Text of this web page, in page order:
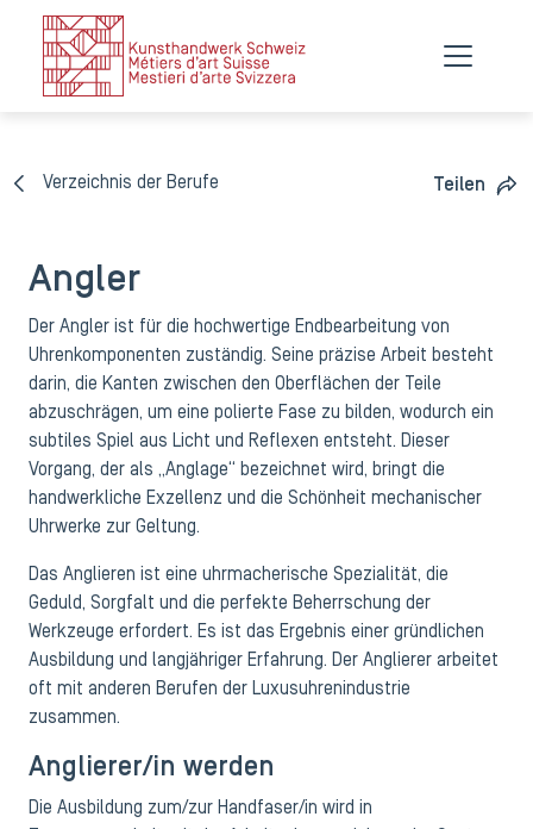
Verzeichnis der Berufe Teilen
Angler
Der Angler ist für die hochwertige Endbearbeitung von
Uhrenkomponenten zuständig. Seine präzise Arbeit besteht
darin, die Kanten zwischen den Oberflächen der Teile
abzuschrägen, um eine polierte Fase zu bilden, wodurch ein
subtiles Spiel aus Licht und Reflexen entsteht. Dieser
Vorgang, der als „Anglage“ bezeichnet wird, bringt die
handwerkliche Exzellenz und die Schönheit mechanischer
Uhrwerke zur Geltung.
Das Anglieren ist eine uhrmacherische Spezialität, die
Geduld, Sorgfalt und die perfekte Beherrschung der
Werkzeuge erfordert. Es ist das Ergebnis einer gründlichen
Ausbildung und langjähriger Erfahrung. Der Anglierer arbeitet
oft mit anderen Berufen der Luxusuhrenindustrie
zusammen.
Anglierer/in werden
Die Ausbildung zum/zur Handfaser/in wird in